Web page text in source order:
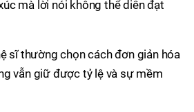
mà lời nói không thể diễn đạt
sĩ thường chọn cách đơn giản hóa
vẫn giữ được tỷ lệ và sự mềm